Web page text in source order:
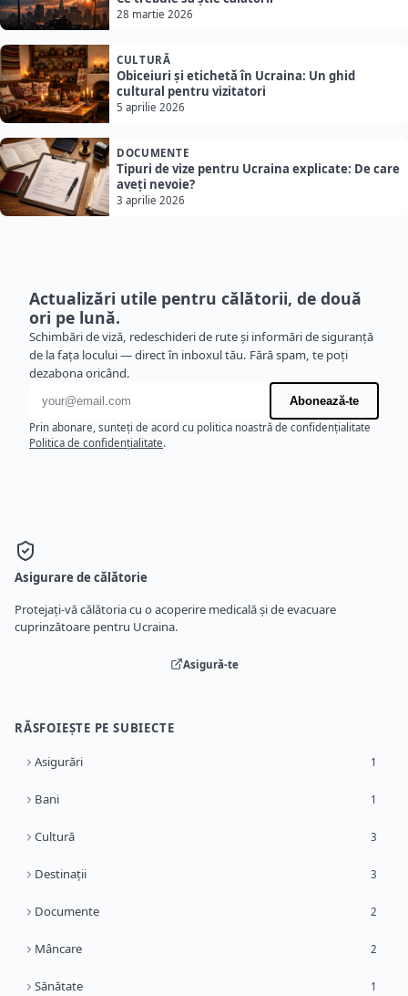
28 martie 2026
CULTURĂ
Obiceiuri și etichetă în Ucraina: Un ghid
cultural pentru vizitatori
5 aprilie 2026
DOCUMENTE
Tipuri de vize pentru Ucraina explicate: De care
aveți nevoie?
3 aprilie 2026
Actualizări utile pentru călătorii, de două
ori pe lună.
Schimbări de viză, redeschideri de rute și informări de siguranță
de la fața locului — direct în inboxul tău. Fără spam, te poți
dezabona oricând.
Adresă de e-mail
Abonează-te
Prin abonare, sunteți de acord cu politica noastră de confidențialitate
Politica de confidențialitate.
Asigurare de călătorie
Protejați-vă călătoria cu o acoperire medicală și de evacuare
cuprinzătoare pentru Ucraina.
Asigură-te
RĂSFOIEȘTE PE SUBIECTE
Asigurări 1
Bani 1
Cultură 3
Destinații 3
Documente 2
Mâncare 2
Sănătate 1